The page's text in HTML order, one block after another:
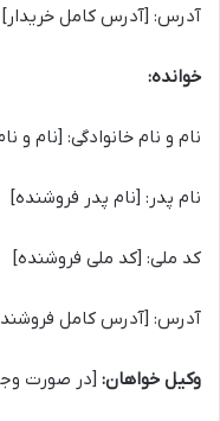
آدرس: [آدرس کامل خریدار]
خوانده:
نام و نام خانوادگی: [نام و
نام پدر: [نام پدر فروشنده]
کد ملی: [کد ملی فروشنده]
آدرس: [آدرس کامل
وکیل خواهان: [در صورت